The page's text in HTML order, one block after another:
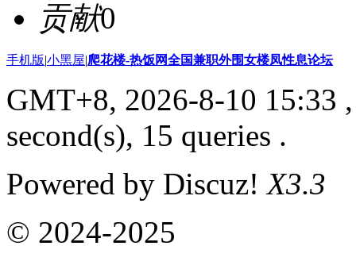
贡献0
手机版|小黑屋|爬花楼-热饭网全国兼职外围女楼凤性息论坛
GMT+8, 2026-8-10 15:33
second(s), 15 queries .
Powered by Discuz!X3.3
© 2024-2025